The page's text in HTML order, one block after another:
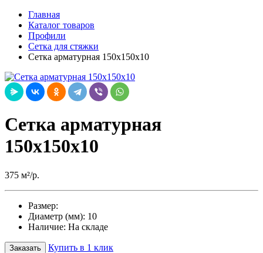
Главная
Каталог товаров
Профили
Сетка для стяжки
Сетка арматурная 150х150х10
Сетка арматурная
150х150х10
375 м²/р.
Размер:
Диаметр (мм): 10
Наличие: На складе
Заказать
Купить в 1 клик